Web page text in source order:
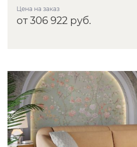
Цена на заказ
от 306 922 руб.